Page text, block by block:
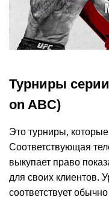
Турниры
on ABC)
Это турниры,
Соответствующая
выкупает право
для своих клиентов.
соответствует